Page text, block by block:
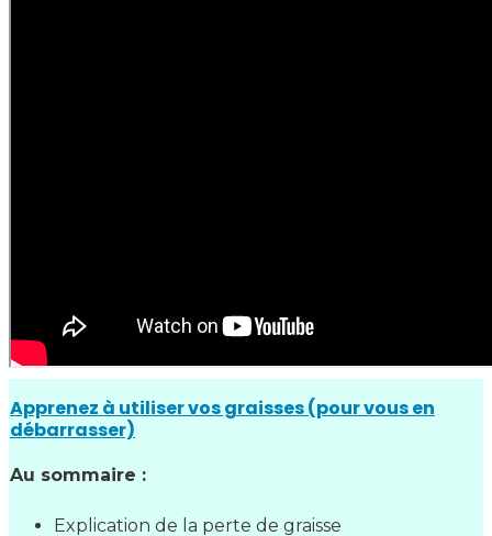
Apprenez à utiliser vos graisses (pour vous en
débarrasser)
Au sommaire :
Explication de la perte de graisse